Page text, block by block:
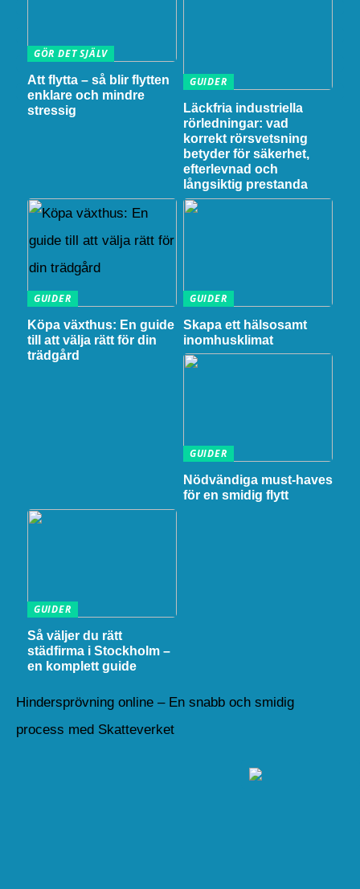
GÖR DET SJÄLV
Att flytta – så blir flytten
enklare och mindre
stressig
GUIDER
Läckfria industriella
rörledningar: vad
korrekt rörsvetsning
betyder för säkerhet,
efterlevnad och
långsiktig prestanda
GUIDER
Köpa växthus: En guide
till att välja rätt för din
trädgård
GUIDER
Skapa ett hälsosamt
inomhusklimat
GUIDER
Nödvändiga must-haves
för en smidig flytt
GUIDER
Så väljer du rätt
städfirma i Stockholm –
en komplett guide
Hindersprövning online – En snabb och smidig
process med Skatteverket